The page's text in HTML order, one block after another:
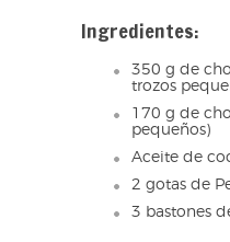
Ingredientes:
350 g de
trozos
170 g de
pequeños)
Aceite de
2 gotas de
3 bastones